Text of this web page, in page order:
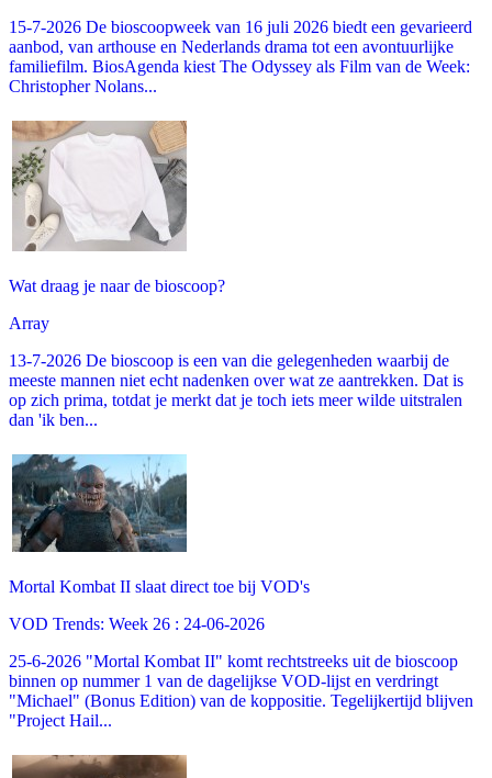
15-7-2026 De bioscoopweek van 16 juli 2026 biedt een gevarieerd
aanbod, van arthouse en Nederlands drama tot een avontuurlijke
familiefilm. BiosAgenda kiest The Odyssey als Film van de Week:
Christopher Nolans...
Wat draag je naar de bioscoop?
Array
13-7-2026 De bioscoop is een van die gelegenheden waarbij de
meeste mannen niet echt nadenken over wat ze aantrekken. Dat is
op zich prima, totdat je merkt dat je toch iets meer wilde uitstralen
dan 'ik ben...
Mortal Kombat II slaat direct toe bij VOD's
VOD Trends: Week 26 : 24-06-2026
25-6-2026 "Mortal Kombat II" komt rechtstreeks uit de bioscoop
binnen op nummer 1 van de dagelijkse VOD-lijst en verdringt
"Michael" (Bonus Edition) van de koppositie. Tegelijkertijd blijven
"Project Hail...